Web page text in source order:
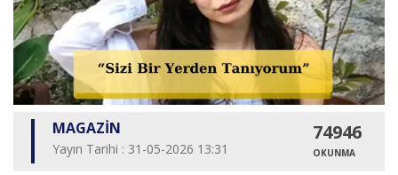
MAGAZİN
Yayın Tarihi : 31-05-2026 13:31
74946
OKUNMA